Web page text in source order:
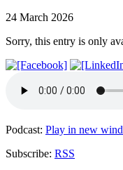
24 March 2026
Sorry, this entry is only
Podcast: Play in new
Subscribe: RSS